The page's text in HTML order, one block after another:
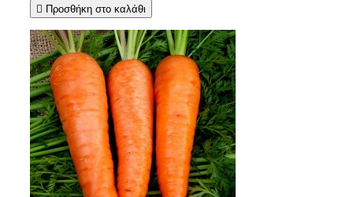
 Προσθήκη στο καλάθι